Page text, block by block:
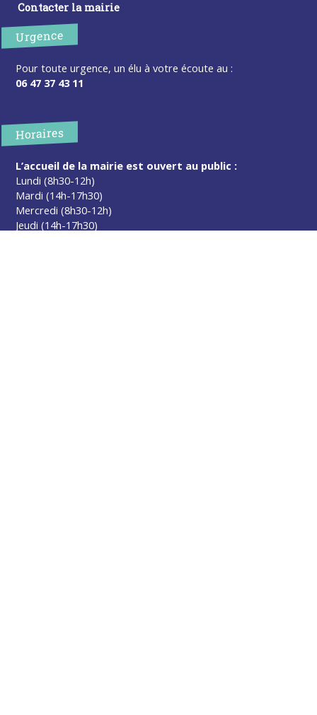
Contacter la mairie
Urgence
Pour toute urgence, un élu à votre écoute au :
06 47 37 43 11
Horaires
L’accueil de la mairie est ouvert au public :
Lundi (8h30-12h)
Mardi (14h-17h30)
Mercredi (8h30-12h)
Jeudi (14h-17h30)